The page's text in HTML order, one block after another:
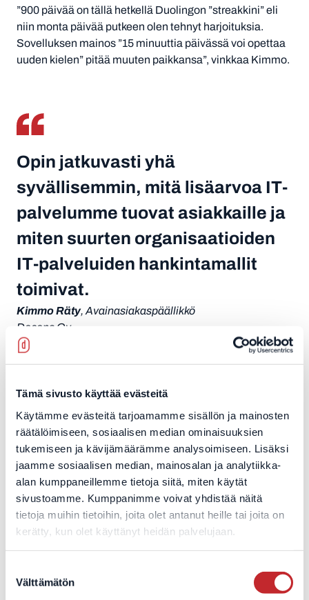
Tämä sivusto käyttää evästeitä
Käytämme evästeitä tarjoamamme sisällön ja mainosten
räätälöimiseen, sosiaalisen median ominaisuuksien
tukemiseen ja kävijämäärämme analysoimiseen. Lisäksi
jaamme sosiaalisen median, mainosalan ja analytiikka-
alan kumppaneillemme tietoja siitä, miten käytät
sivustoamme. Kumppanimme voivat yhdistää näitä
tietoja muihin tietoihin, joita olet antanut heille tai joita on
kerätty, kun olet käyttänyt heidän palvelujaan.
valinta
Välttämätön
”900 päivää on tällä hetkellä Duolingon ”streakkini” eli
niin monta päivää putkeen olen tehnyt harjoituksia.
Sovelluksen mainos ”15 minuuttia päivässä voi opettaa
uuden kielen” pitää muuten paikkansa”, vinkkaa Kimmo.
Opin jatkuvasti yhä
syvällisemmin, mitä lisäarvoa IT-
palvelumme tuovat asiakkaille ja
miten suurten organisaatioiden
IT-palveluiden hankintamallit
toimivat.
Kimmo Räty, Avainasiakaspäällikkö
Decens Oy
Kimmon elämän
ykkösiä ja nollia
50
Täytän pyöreitä tammikuussa 2026.
15